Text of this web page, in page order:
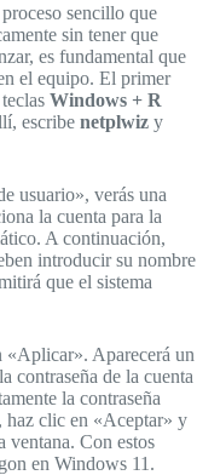
sencillo que
sin tener que
es fundamental que
el equipo. El primer
Windows + R
escribe netplwiz y
usuario», verás una
la cuenta para la
A continuación,
introducir su nombre
que el sistema
«Aplicar». Aparecerá un
contraseña de la cuenta
la contraseña
haz clic en «Aceptar» y
ventana. Con estos
en Windows 11.